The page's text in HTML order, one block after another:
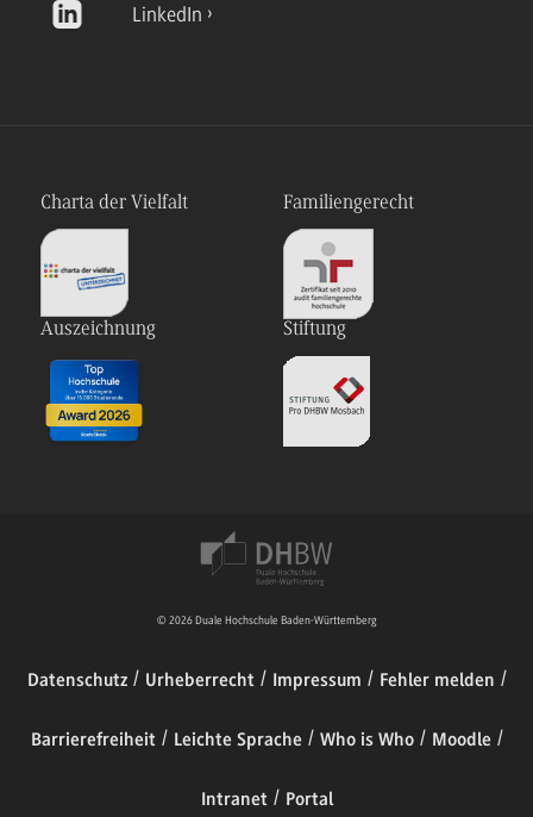
LinkedIn
Charta der Vielfalt Familiengerecht
Auszeichnung Stiftung
© 2026 Duale Hochschule Baden-Württemberg
Datenschutz Urheberrecht Impressum Fehler melden
Barrierefreiheit Leichte Sprache Who is Who Moodle
Intranet Portal